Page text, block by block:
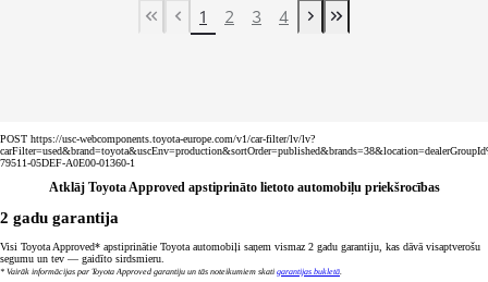
First Page
Previous page
1 2 3 4
Next page
Last Page
POST https://usc-webcomponents.toyota-europe.com/v1/car-filter/lv/lv?
79511-05DEF-A0E00-01360-1
Atklāj Toyota Approved apstiprināto lietoto automobiļu priekšrocības
2 gadu garantija
Visi Toyota Approved* apstiprinātie Toyota automobiļi saņem vismaz 2 gadu garantiju, kas dāvā visaptverošu
segumu un tev — gaidīto sirdsmieru.
* Vairāk informācijas par Toyota Approved garantiju un tās noteikumiem skati garantijas bukletā.